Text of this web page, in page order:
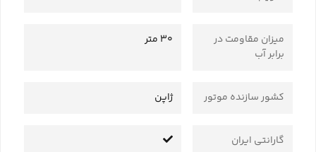
میزان مقاومت در
برابر آب
30 متر
کشور سازنده موتور ژاپن
گارانتی ایران